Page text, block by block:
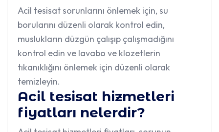
Acil tesisat sorunlarını önlemek için, su
borularını düzenli olarak kontrol edin,
muslukların düzgün çalışıp çalışmadığını
kontrol edin ve lavabo ve klozetlerin
tıkanıklığını önlemek için düzenli olarak
temizleyin.
Acil tesisat hizmetleri
fiyatları nelerdir?